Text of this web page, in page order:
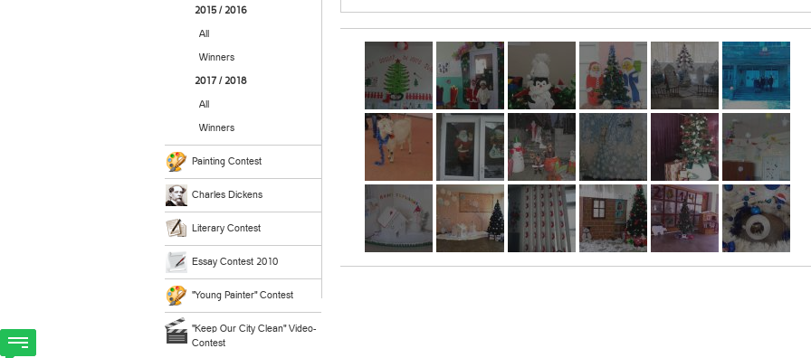
2015 / 2016
All
Winners
2017 / 2018
All
Winners
Painting Contest
Charles Dickens
Literary Contest
Essay Contest 2010
"Young Painter" Contest
"Keep Our City Clean" Video-
Contest